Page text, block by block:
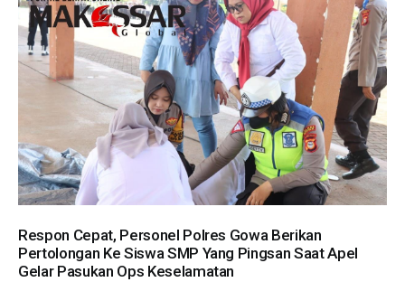
Respon Cepat, Personel Polres Gowa Berikan
Pertolongan Ke Siswa SMP Yang Pingsan Saat Apel
Gelar Pasukan Ops Keselamatan